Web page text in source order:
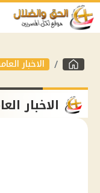
الاخبار
الاخبار